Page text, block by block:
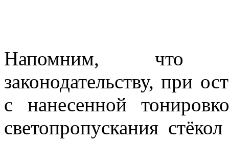
Напомним, что
законодательству, при
с нанесенной
светопропускания